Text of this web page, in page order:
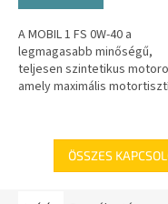
A MOBIL 1 FS 0W-40 a
legmagasabb minőségű,
teljesen szintetikus
amely maximális
motorteljesítményt...
ÖSSZES